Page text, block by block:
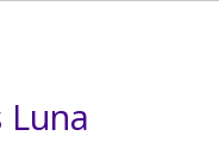
Luna